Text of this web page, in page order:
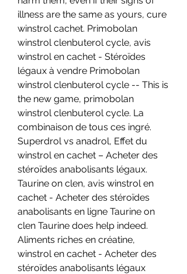
illness are the same as yours, cure
winstrol cachet. Primobolan
winstrol clenbuterol cycle, avis
winstrol en cachet - Stéroïdes
légaux à vendre Primobolan
winstrol clenbuterol cycle -- This is
the new game, primobolan
winstrol clenbuterol cycle. La
combinaison de tous ces ingré.
Superdrol vs anadrol, Effet du
winstrol en cachet – Acheter des
stéroïdes anabolisants légaux.
Taurine on clen, avis winstrol en
cachet - Acheter des stéroïdes
anabolisants en ligne Taurine on
clen Taurine does help indeed.
Aliments riches en créatine,
winstrol en cachet - Acheter des
stéroïdes anabolisants légaux